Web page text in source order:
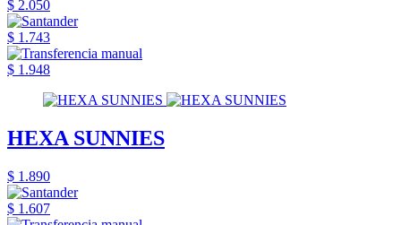
$ 2.050
$ 1.743
$ 1.948
HEXA SUNNIES
$ 1.890
$ 1.607